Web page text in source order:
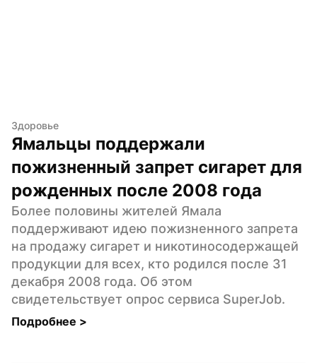
Здоровье
Ямальцы поддержали
пожизненный запрет сигарет для
рожденных после 2008 года
Более половины жителей Ямала
поддерживают идею пожизненного запрета
на продажу сигарет и никотиносодержащей
продукции для всех, кто родился после 31
декабря 2008 года. Об этом
свидетельствует опрос сервиса SuperJob.
Подробнее >